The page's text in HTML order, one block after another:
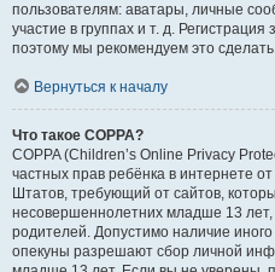
пользователям: аватары, личные
участие в группах и т. д. Регистрация
поэтому мы рекомендуем это
Вернуться к началу
Что такое COPPA?
COPPA (Children’s Online Privacy
частных прав ребёнка в интернете
Штатов, требующий от сайтов,
несовершеннолетних младше 13 лет,
родителей. Допустимо наличие
опекуны разрешают сбор личной